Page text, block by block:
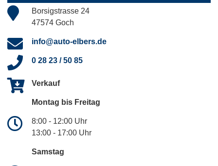
Borsigstrasse 24
47574 Goch
info@auto-elbers.de
0 28 23 / 50 85
Verkauf
Montag bis Freitag
8:00 - 12:00 Uhr
13:00 - 17:00 Uhr
Samstag